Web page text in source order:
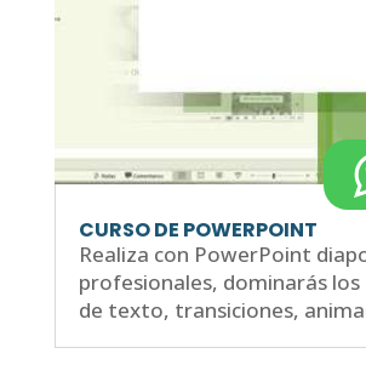
CURSO DE POWERPOINT
Realiza con PowerPoint
profesionales, dominarás
de texto, transiciones,